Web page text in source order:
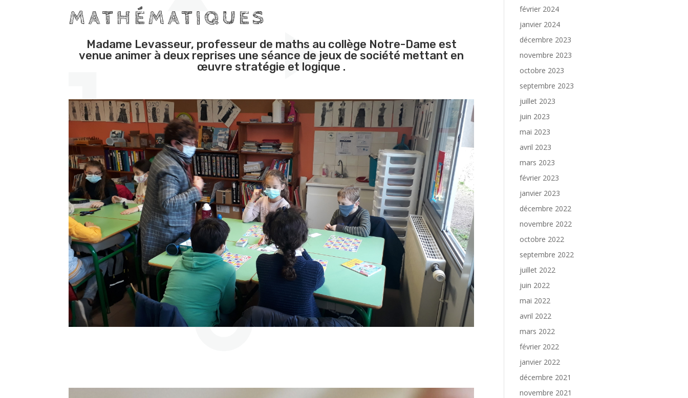
MATHÉMATIQUES
Madame Levasseur, professeur de maths au collège Notre-Dame est
venue animer à deux reprises une séance de jeux de société mettant en
œuvre stratégie et logique .
février 2024
janvier 2024
décembre 2023
novembre 2023
octobre 2023
septembre 2023
juillet 2023
juin 2023
mai 2023
avril 2023
mars 2023
février 2023
janvier 2023
décembre 2022
novembre 2022
octobre 2022
septembre 2022
juillet 2022
juin 2022
mai 2022
avril 2022
mars 2022
février 2022
janvier 2022
décembre 2021
novembre 2021